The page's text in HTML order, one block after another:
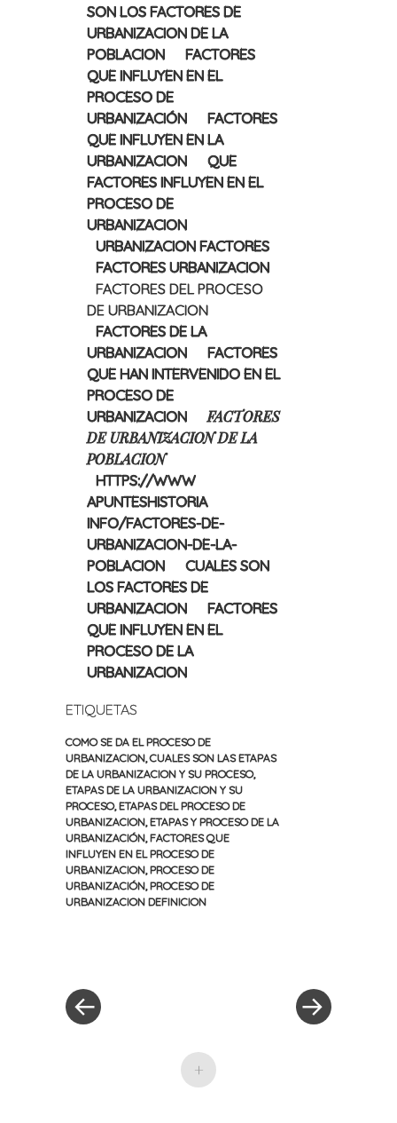
SON LOS FACTORES DE
URBANIZACION DE LA
POBLACION
FACTORES
QUE INFLUYEN EN EL
PROCESO DE
URBANIZACIÓN
FACTORES
QUE INFLUYEN EN LA
URBANIZACION
QUE
FACTORES INFLUYEN EN EL
PROCESO DE
URBANIZACION
URBANIZACION FACTORES
FACTORES URBANIZACION
FACTORES DEL PROCESO
DE URBANIZACION
FACTORES DE LA
URBANIZACION
FACTORES
QUE HAN INTERVENIDO EN EL
PROCESO DE
URBANIZACION
FACTORES
DE URBANIZACION DE LA
POBLACION
HTTPS://WWW
APUNTESHISTORIA
INFO/FACTORES-DE-
URBANIZACION-DE-LA-
POBLACION
CUALES SON
LOS FACTORES DE
URBANIZACION
FACTORES
QUE INFLUYEN EN EL
PROCESO DE LA
URBANIZACION
ETIQUETAS
COMO SE DA EL PROCESO DE
URBANIZACION ,CUALES SON LAS ETAPAS
DE LA URBANIZACION Y SU PROCESO,
ETAPAS DE LA URBANIZACION Y SU
PROCESO, ETAPAS DEL PROCESO DE
URBANIZACION ETAPAS Y PROCESO DE LA
URBANIZACIÓN FACTORES QUE
INFLUYEN EN EL PROCESO DE
URBANIZACION PROCESO DE
URBANIZACIÓN PROCESO DE
URBANIZACION DEFINICION
entradas
+